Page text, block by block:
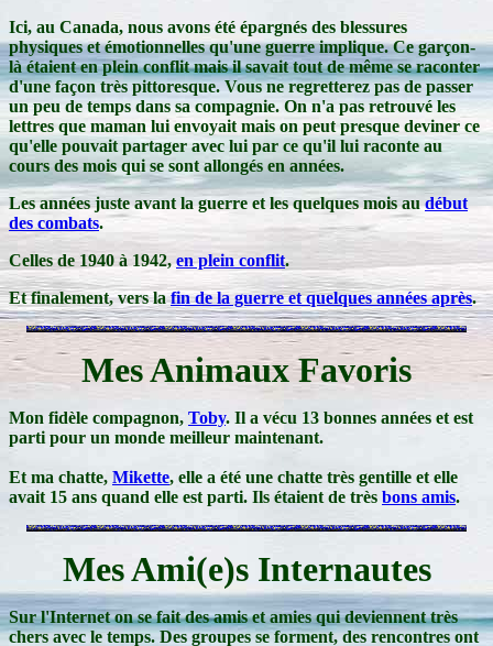
Ici, au Canada, nous avons été épargnés des blessures
physiques et émotionnelles qu'une guerre implique. Ce garçon-
là étaient en plein conflit mais il savait tout de même se raconter
d'une façon très pittoresque. Vous ne regretterez pas de passer
un peu de temps dans sa compagnie. On n'a pas retrouvé les
lettres que maman lui envoyait mais on peut presque deviner ce
qu'elle pouvait partager avec lui par ce qu'il lui raconte au
cours des mois qui se sont allongés en années.
Les années juste avant la guerre et les quelques mois audébut
des combats.
Celles de 1940 à 1942, en plein conflit.
Et finalement, vers lafin de la guerre et quelques années après.
Mes Animaux Favoris
Mon fidèle compagnon, Toby. Il a vécu 13 bonnes années et est
parti pour un monde meilleur maintenant.
Et ma chatte, Mikette, elle a été une chatte très gentille et elle
avait 15 ans quand elle est parti. Ils étaient de très bons amis.
Mes Ami(e)s Internautes
Sur l'Internet on se fait des amis et amies qui deviennent très
chers avec le temps. Des groupes se forment, des rencontres ont